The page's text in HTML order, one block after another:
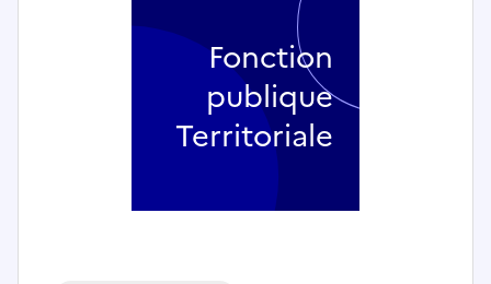
Fonction
publique
Territoriale